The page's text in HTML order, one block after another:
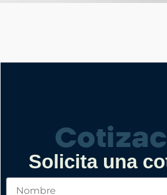
Solicita una